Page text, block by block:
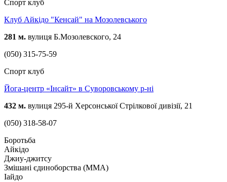
Спорт клуб
Клуб Айкідо "Кенсай" на Мозолевського
281 м. вулиця Б.Мозолевского, 24
(050) 315-75-59
Спорт клуб
Йога-центр «Інсайт» в Суворовському р-ні
432 м. вулиця 295-й Херсонської Стрілкової дивізії, 21
(050) 318-58-07
Боротьба
Айкідо
Джиу-джитсу
Змішані єдиноборства (ММА)
Іайдо